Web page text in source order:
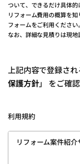
ついて、できるだけ具体的
リフォーム費用の概算を
フォームをご利用ください。
なお、詳細な見積りは現地
上記内容で登録さ
保護方針」 をご確
利用規約
リフォーム案件紹